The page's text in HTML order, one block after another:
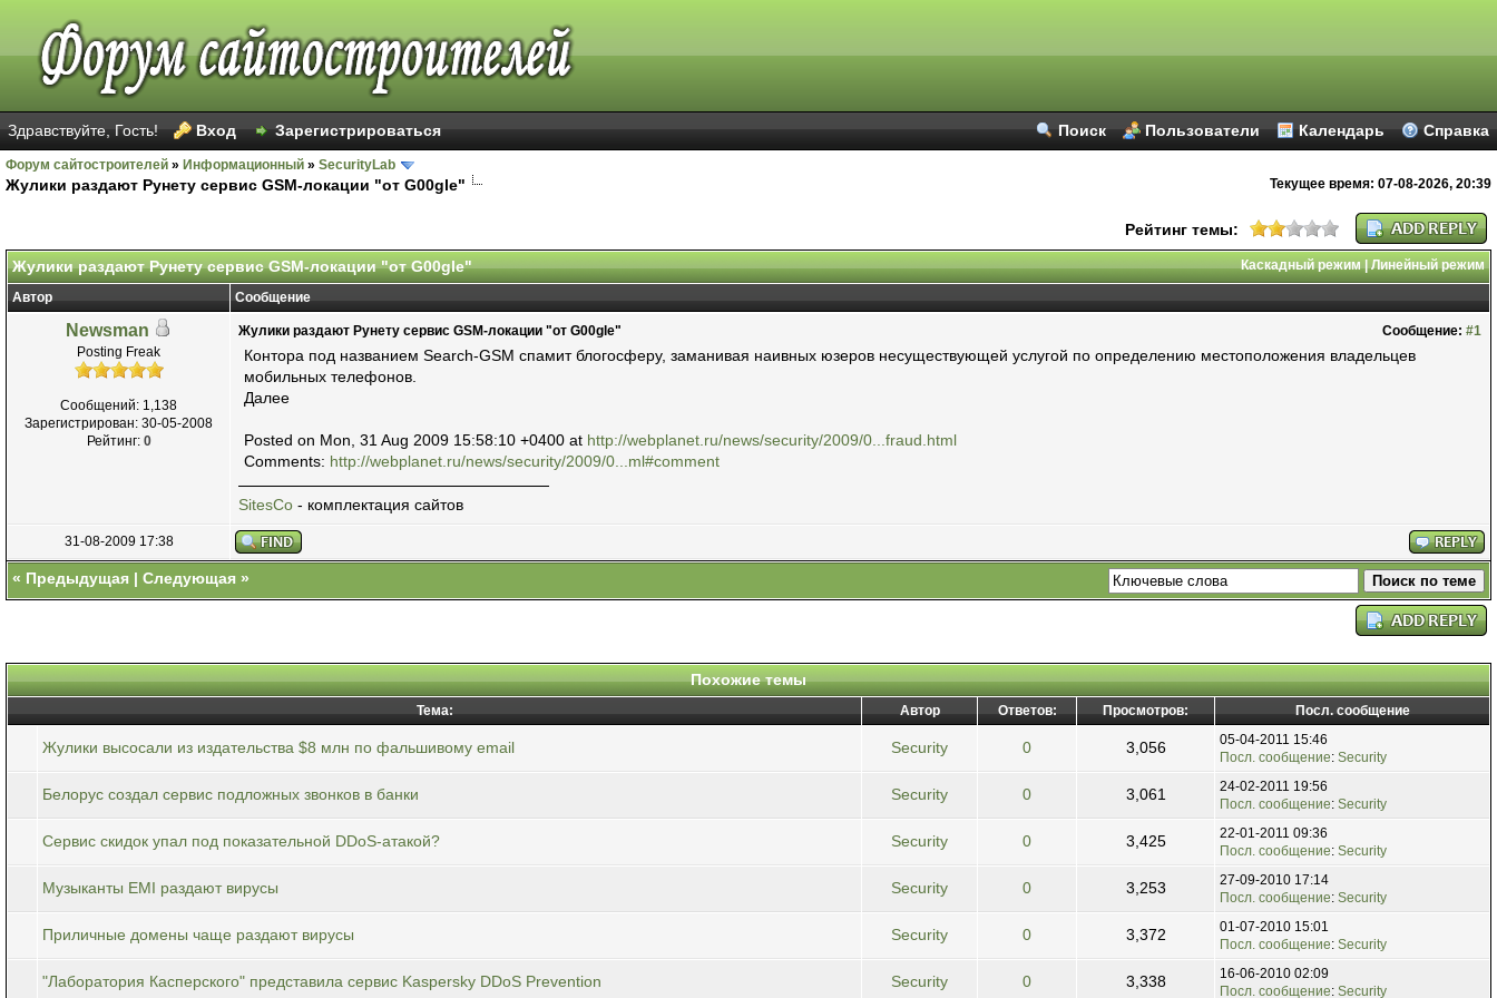
Поиск Пользователи Календарь Справка
Здравствуйте, Гость! Вход Зарегистрироваться
Форум сайтостроителей » Информационный » SecurityLab
Жулики раздают Рунету сервис GSM-локации "от G00gle" Текущее время: 07-08-2026, 20:39
Рейтинг темы:
Каскадный режим|Линейный режим
Жулики раздают Рунету сервис GSM-локации "от G00gle"
Автор Сообщение
Newsman
Posting Freak
Сообщений: 1,138
Зарегистрирован: 30-05-2008
Рейтинг: 0
Сообщение: #1
Жулики раздают Рунету сервис GSM-локации "от G00gle"
Контора под названием Search-GSM спамит блогосферу, заманивая наивных юзеров несуществующей услугой по определению местоположения владельцев
мобильных телефонов.
Далее
Posted on Mon, 31 Aug 2009 15:58:10 +0400 at http://webplanet.ru/news/security/2009/0...fraud.html
Comments: http://webplanet.ru/news/security/2009/0...ml#comment
SitesCo - комплектация сайтов
31-08-2009 17:38
« Предыдущая | Следующая »
Похожие темы
Тема: Автор Ответов: Просмотров: Посл. сообщение
Жулики высосали из издательства $8 млн по фальшивому email Security 0 3,056
05-04-2011 15:46
Посл. сообщение: Security
Белорус создал сервис подложных звонков в банки Security 0 3,061
24-02-2011 19:56
Посл. сообщение: Security
Сервис скидок упал под показательной DDoS-атакой? Security 0 3,425
22-01-2011 09:36
Посл. сообщение: Security
Музыканты EMI раздают вирусы Security 0 3,253
27-09-2010 17:14
Посл. сообщение: Security
Приличные домены чаще раздают вирусы Security 0 3,372
01-07-2010 15:01
Посл. сообщение: Security
"Лаборатория Касперского" представила сервис Kaspersky DDoS Prevention Security 0 3,338
16-06-2010 02:09
Посл. сообщение: Security